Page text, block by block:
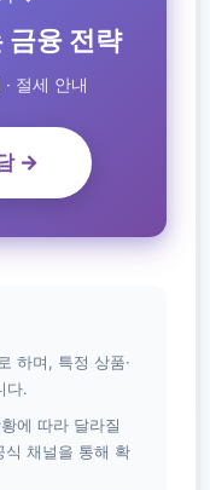
금융 전략
절세 안내
→
하며, 특정 상품·
다.
에 따라 달라질
식 채널을 통해 확